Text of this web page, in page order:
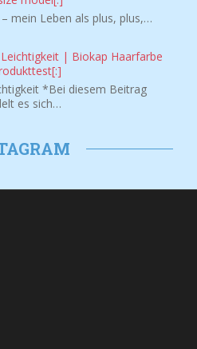
mein Leben als plus, plus,…
*Bei diesem Beitrag
es sich…